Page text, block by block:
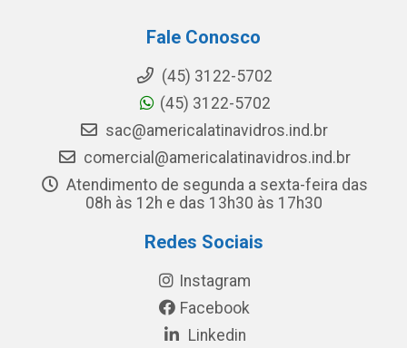
Fale Conosco
(45) 3122-5702
(45) 3122-5702
sac@americalatinavidros.ind.br
comercial@americalatinavidros.ind.br
Atendimento de segunda a sexta-feira das
08h às 12h e das 13h30 às 17h30
Redes Sociais
Instagram
Facebook
Linkedin